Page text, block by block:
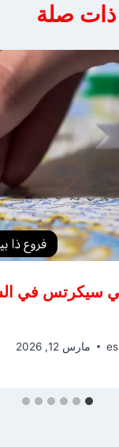
صلة
سيكرتس في
مارس 12, 2026